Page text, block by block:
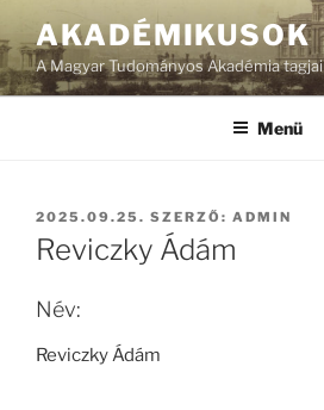
AKADÉMIKUSOK
A Magyar Tudományos Akadémia tagjai
Menü
BEKÜLDVE:
2025.09.25. SZERZŐ: ADMIN
Reviczky Ádám
Név:
Reviczky Ádám